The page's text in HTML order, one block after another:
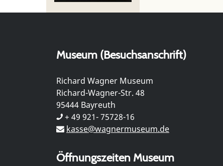
Museum (Besuchsanschrift)
Richard Wagner Museum
Richard-Wagner-Str. 48
95444 Bayreuth
+ 49 921- 75728-16
kasse@wagnermuseum.de
Öffnungszeiten Museum